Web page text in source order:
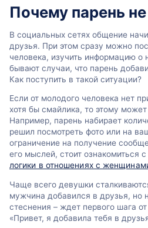
Почему парень
В социальных сетях общение
друзья. При этом сразу можно
человека, изучить информацию о
бывают случаи, что парень
Как поступить в такой ситуации?
Если от молодого человека нет
хотя бы смайлика, то этому
Например, парень набирает
решил посмотреть фото или на
ограничение на получение
его мыслей, стоит ознакомиться с
логики в отношениях с
Чаще всего девушки
мужчина добавился в друзья, но
стеснения – ждет первого шага
«Привет, я добавила тебя в